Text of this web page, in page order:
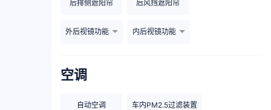
后排侧遮阳帘 后风挡遮阳帘
外后视镜功能 内后视镜功能
空调
自动空调 车内PM2.5过滤装置